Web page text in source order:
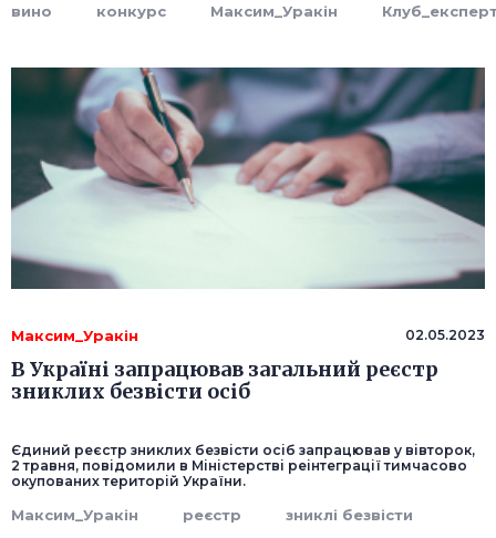
вино конкурс Максим_Уракін
Максим_Уракін 02.05.2023
В Україні запрацював загальний реєстр
зниклих безвісти осіб
Єдиний реєстр зниклих безвісти осіб запрацював у вівторок,
2 травня, повідомили в Міністерстві реінтеграції тимчасово
окупованих територій України.
Максим_Уракін реєстр зниклі безвісти